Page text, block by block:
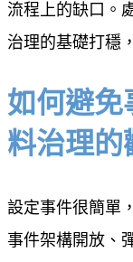
流程上的缺口。
治理的基礎打穩
如何避免
料治理的
設定事件很簡單
事件架構開放、